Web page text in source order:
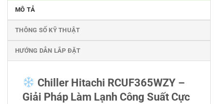
MÔ TẢ
THÔNG SỐ KỸ THUẬT
HƯỚNG DẪN LẮP ĐẶT
Chiller Hitachi RCUF365WZY –
Giải Pháp Làm Lạnh Công Suất Cực